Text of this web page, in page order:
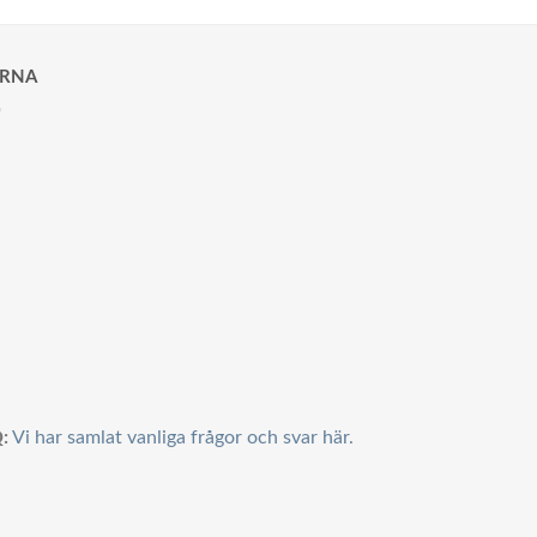
Vi har samlat vanliga frågor och svar här.